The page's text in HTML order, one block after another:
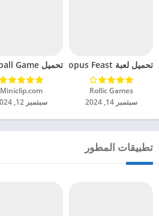
تحميل لعبة Octopus Feast مهكرة للاندرويد 2024
Rollic Games‏
سبتمبر 14, 2024
تحميل Soccer Hero PvP Football Game مهكرة للاندرويد 2024
Miniclip.com‏
سبتمبر 12, 2024
تطبيقات المطور